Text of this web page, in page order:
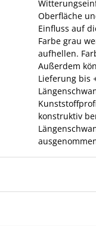
Oberfläche
Einfluss auf
Farbe grau
aufhellen.
Außerdem
Lieferung bis
konstruktiv